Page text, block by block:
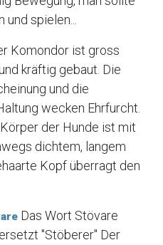
spielen...
Komondor ist gross
kräftig gebaut. Die
und die
wecken Ehrfurcht.
der Hunde ist mit
dichtem, langem
Kopf überragt den
Das Wort Stövare
"Stöberer" Der